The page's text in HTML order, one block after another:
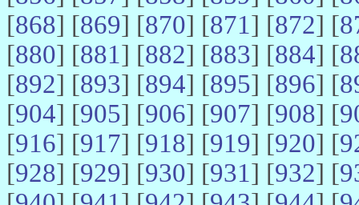
[868] [869] [870] [871] [872] [
[880] [881] [882] [883] [884] [
[892] [893] [894] [895] [896] [
[904] [905] [906] [907] [908] [
[916] [917] [918] [919] [920] [
[928] [929] [930] [931] [932] [